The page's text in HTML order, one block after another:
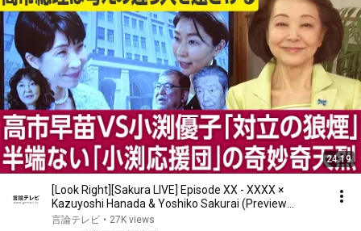
24:19
[Look Right][Sakura LIVE] Episode XX - XXXX ×
Kazuyoshi Hanada & Yoshiko Sakurai (Preview
Version)
言論テレビ • 27K views